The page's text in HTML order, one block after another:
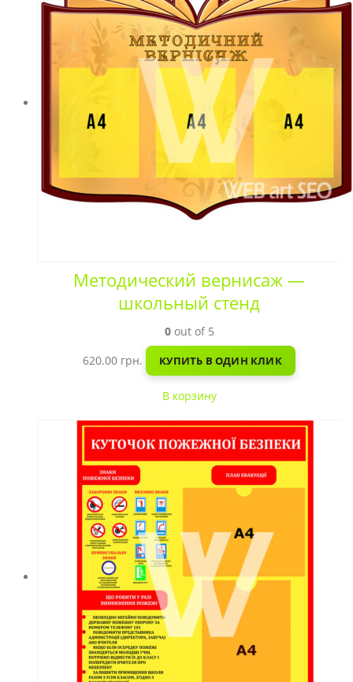
Методический вернисаж —
школьный стенд
0out of 5
620.00 грн. КУПИТЬ В ОДИН КЛИК
В корзину